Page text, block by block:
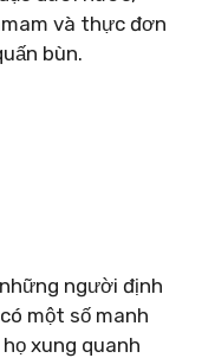
và thực đơn
bùn.
người định
một số manh
xung quanh